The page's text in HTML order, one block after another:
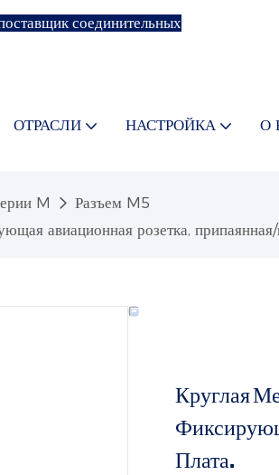
соединительных
ОТРАСЛИ НАСТРОЙКА О
M
Разъем M5
авиационная розетка, припаянная/
Круглая
Плата.